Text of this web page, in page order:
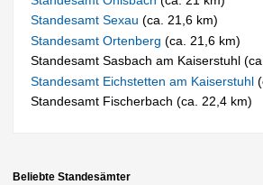
Standesamt Sexau(ca. 21,6 km)
Standesamt Ortenberg(ca. 21,6 km)
Standesamt Sasbach am Kaiserstuhl
Standesamt Eichstetten am Kaiserstuhl
Standesamt Fischerbach (ca. 22,4 km)
Beliebte Standesämter